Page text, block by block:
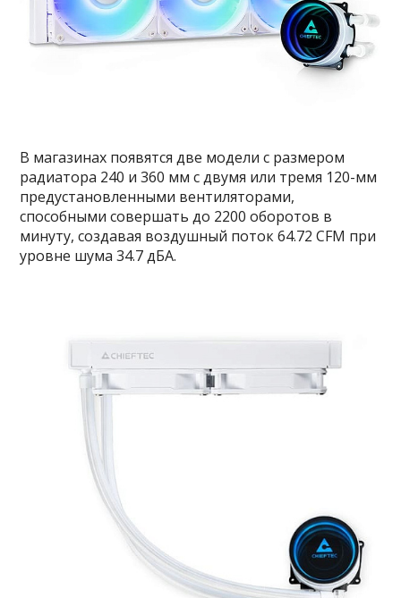
В магазинах появятся две модели с размером
радиатора 240 и 360 мм с двумя или тремя 120-мм
предустановленными вентиляторами,
способными совершать до 2200 оборотов в
минуту, создавая воздушный поток 64.72 CFM при
уровне шума 34.7 дБА.